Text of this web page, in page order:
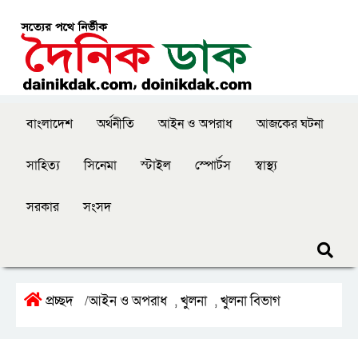
বাংলাদেশ অর্থনীতি আইন ও অপরাধ আজকের ঘটনা
সাহিত্য সিনেমা স্টাইল স্পোর্টস স্বাস্থ্য
সরকার সংসদ
প্রচ্ছদ /আইন ও অপরাধ ,খুলনা ,খুলনা বিভাগ